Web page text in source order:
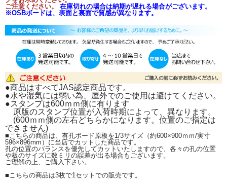
もちろん、お求めやすい価格に
も挑戦！
1枚のOSB有孔ボード原板か
ら、3枚カットできますので、
全て、お送りいたします。
真面目なカット担当職人からは、 「実寸は、596×896mmです。」 と。
※こちらの商品は、カラー有孔ボード原板を1/3サイズ（約600×900ｍｍ/実寸
596×896mm）に
当店でカットした商品です。
孔の位置のバランスを優先してカットいたしますので、各々の孔の位置や板のサ
イズに数ミリの誤差が出る場合もございます。
ご理解の上、ご購入下さい。
こちらの商品は3枚で1セットでの販
ご注意ください。
在庫切れの場合は納期が遅れる場合がございます。
※OSBボードは、表面と裏面で質感が異なります。
●商品はすべてJAS認定商品です。
●水や湿気には弱い為、屋外でのご使用は避けてください。
●スタンプは600ｍｍ側に有ります
原版のスタンプ位置が入荷時期によって、異なります。
(600ｍｍ側の左右どちらかになります。位置のご指定は
できません)
■こちらの商品は、有孔ボード原板を1/3サイズ（約600×900ｍｍ/実寸
596×896mm）に当店でカットした商品です。
孔の位置のバランスを優先してカットいたしますので、各々の孔の位置
や板のサイズに数ミリの誤差が出る場合もございます。
ご理解の上、ご購入下さい。
■こちらの商品は3枚で1セットでの販売です。